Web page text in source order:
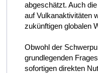
abgeschätzt. Auch
auf Vulkanaktivitäten
zukünftigen globalen
Obwohl der
grundlegenden
sofortigen direkten